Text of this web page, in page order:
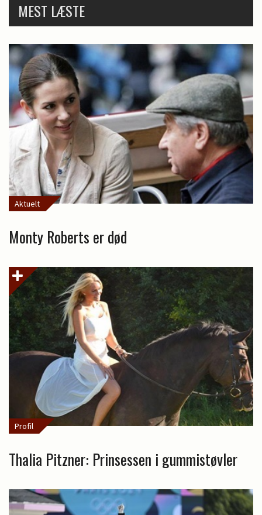
MEST LÆSTE
Aktuelt
Monty Roberts er død
Profil
Thalia Pitzner: Prinsessen i gummistøvler